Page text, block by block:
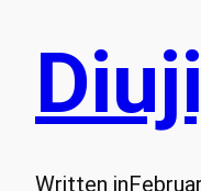
Written in